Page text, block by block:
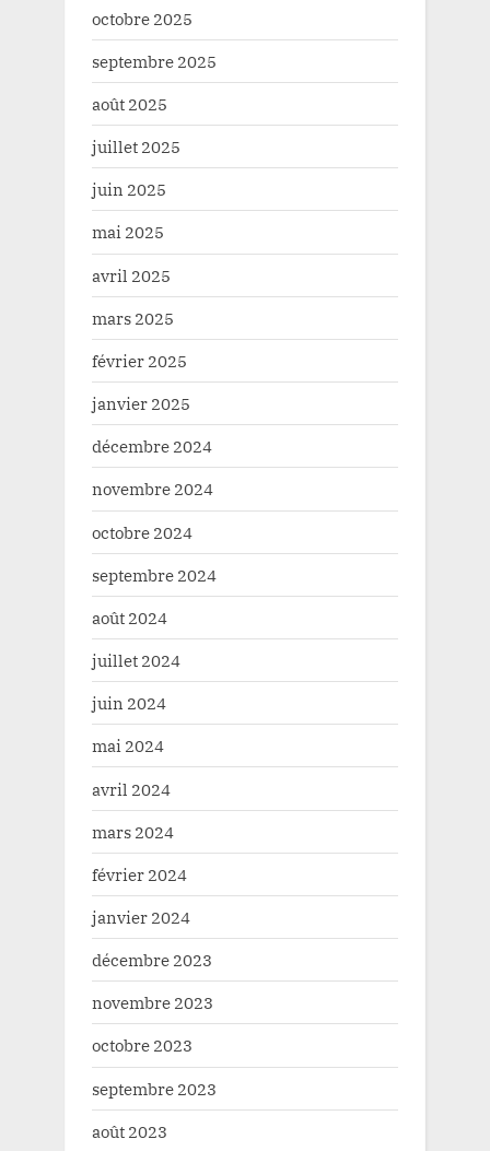
octobre 2025
septembre 2025
août 2025
juillet 2025
juin 2025
mai 2025
avril 2025
mars 2025
février 2025
janvier 2025
décembre 2024
novembre 2024
octobre 2024
septembre 2024
août 2024
juillet 2024
juin 2024
mai 2024
avril 2024
mars 2024
février 2024
janvier 2024
décembre 2023
novembre 2023
octobre 2023
septembre 2023
août 2023